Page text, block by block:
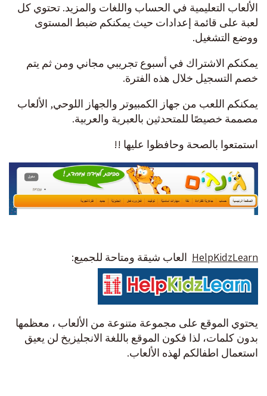
الألعاب التعليمية في الحساب واللغات والمزيد. تحتوي كل
لعبة على قائمة إعدادات حيث يمكنكم ضبط المستوى
ووضع التشغيل.
يمكنكم الاشتراك في أسبوع تجريبي مجاني ومن ثم يتم
خصم التسجيل خلال هذه الفترة.
يمكنكم اللعب من جهاز الكمبيوتر والجهاز اللوحي, الألعاب
مصممة خصيصًا للمتحدثين بالعبرية والعربية.
استمتعوا بالصحة وحافظوا عليها !!
HelpKidzLearn العاب شيقة ومتاحة للجميع:
يحتوي الموقع على مجموعة متنوعة من الألعاب ، معظمها
بدون كلمات، لذا فكون الموقع باللغة الانجليزيخ لن يعيق
استعمال اطفالكم لهذه الألعاب.